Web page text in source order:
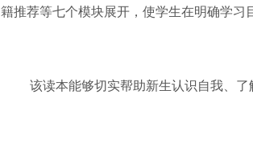
籍推荐等七个模块展开，使学生在明确学
该读本能够切实帮助新生认识自我、